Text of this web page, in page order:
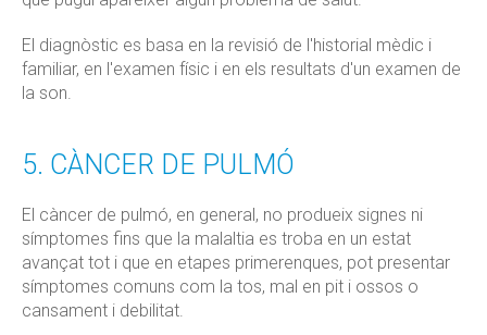
El diagnòstic es basa en la revisió de l'historial mèdic i
familiar, en l'examen físic i en els resultats d'un examen de
la son.
5. CÀNCER DE PULMÓ
El càncer de pulmó, en general, no produeix signes ni
símptomes fins que la malaltia es troba en un estat
avançat tot i que en etapes primerenques, pot presentar
símptomes comuns com la tos, mal en pit i ossos o
cansament i debilitat.